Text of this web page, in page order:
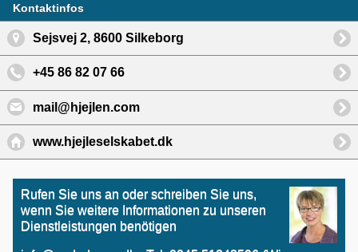
Kontaktinfos
Sejsvej 2, 8600 Silkeborg
+45 86 82 07 66
mail@hjejlen.com
www.hjejleselskabet.dk
Rufen Sie uns an oder schreiben Sie uns,
wenn Sie weitere Informationen zu unseren
Dienstleistungen benötigen